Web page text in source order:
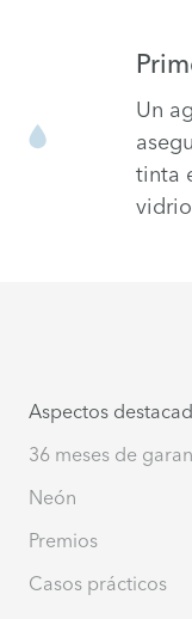
Un
tinta
Aspectos
36 meses de
Neón
Premios
Casos prácticos